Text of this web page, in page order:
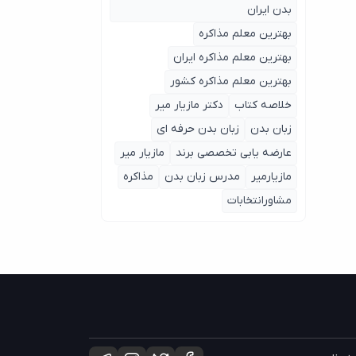
بدن ایران
بهترین معلم مذاکره
بهترین معلم مذاکره ایران
بهترین معلم مذاکره کشور
خلاصه کتاب
دکتر مازیار میر
زبان بدن
زبان بدن حرفه ای
عارضه یابی تخصصی برند
مازیار میر
مازیارمیر
مدرس زبان بدن
مذاکره
مشاورانتخابات